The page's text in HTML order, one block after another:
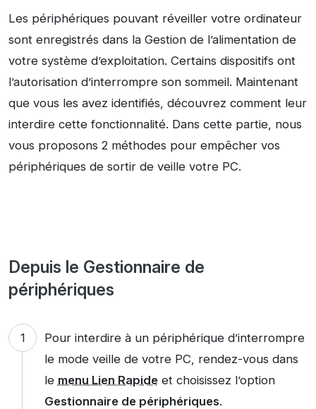
Les périphériques pouvant réveiller votre ordinateur
sont enregistrés dans la Gestion de l’alimentation de
votre système d’exploitation. Certains dispositifs ont
l’autorisation d’interrompre son sommeil. Maintenant
que vous les avez identifiés, découvrez comment leur
interdire cette fonctionnalité. Dans cette partie, nous
vous proposons 2 méthodes pour empêcher vos
périphériques de sortir de veille votre PC.
Depuis le Gestionnaire de
périphériques
Pour interdire à un périphérique d’interrompre
le mode veille de votre PC, rendez-vous dans
le menu Lien Rapideet choisissez l’option
Gestionnaire de périphériques.